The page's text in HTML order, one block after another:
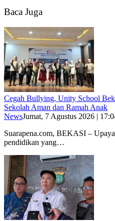
Baca Juga
Cegah Bullying, Unity School
Sekolah Aman dan Ramah Anak
NewsJumat, 7 Agustus 2026 |
Suarapena.com, BEKASI –
pendidikan yang…